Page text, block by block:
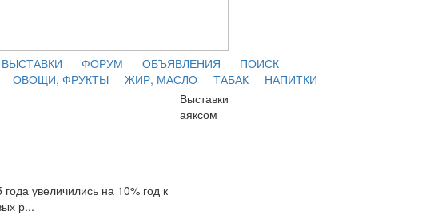
ВЫСТАВКИ ФОРУМ ОБЪЯВЛЕНИЯ
ПОИСК
ОВОЩИ, ФРУКТЫ ЖИР, МАСЛО ТАБАК НАПИТКИ
увеличились на 10% год к
р...
Выставки
аяксом